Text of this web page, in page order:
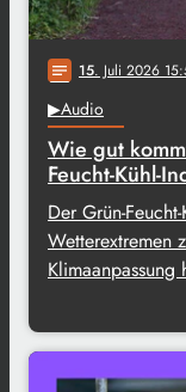
notes 15. Juli 2026
▶Audio
Wie gut
Feucht-Kühl-
Der Grün-
Wetterextremen
Klimaanpassung